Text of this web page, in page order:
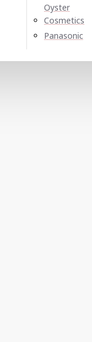
Oyster
Cosmetics
Panasonic